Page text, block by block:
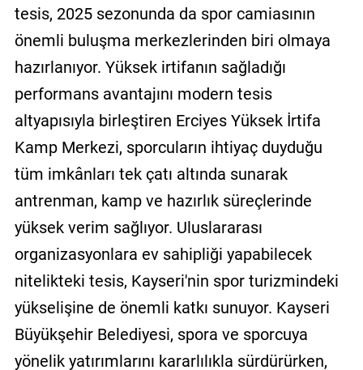
tesis, 2025 sezonunda da spor camiasının
önemli buluşma merkezlerinden biri olmaya
hazırlanıyor. Yüksek irtifanın sağladığı
performans avantajını modern tesis
altyapısıyla birleştiren Erciyes Yüksek İrtifa
Kamp Merkezi, sporcuların ihtiyaç duyduğu
tüm imkânları tek çatı altında sunarak
antrenman, kamp ve hazırlık süreçlerinde
yüksek verim sağlıyor. Uluslararası
organizasyonlara ev sahipliği yapabilecek
nitelikteki tesis, Kayseri'nin spor turizmindeki
yükselişine de önemli katkı sunuyor. Kayseri
Büyükşehir Belediyesi, spora ve sporcuya
yönelik yatırımlarını kararlılıkla sürdürürken,